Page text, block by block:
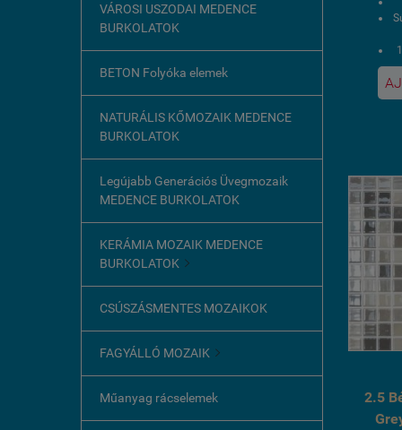
VÁROSI USZODAI MEDENCE
BURKOLATOK
BETON Folyóka elemek
NATURÁLIS KŐMOZAIK MEDENCE
BURKOLATOK
Legújabb Generációs Üvegmozaik
MEDENCE BURKOLATOK
KERÁMIA MOZAIK MEDENCE
BURKOLATOK 
CSÚSZÁSMENTES MOZAIKOK
FAGYÁLLÓ MOZAIK 
Műanyag rácselemek
2.5